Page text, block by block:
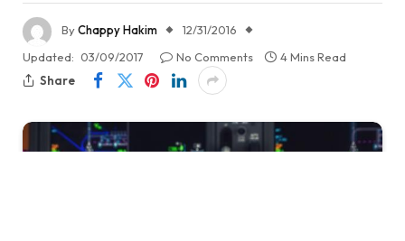
ByChappy Hakim
12/31/2016
Updated: 03/09/2017 No Comments
4 Mins Read
Share